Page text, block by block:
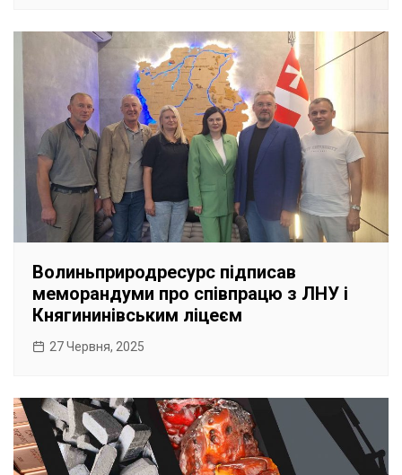
Волиньприродресурс підписав
меморандуми про співпрацю з ЛНУ і
Княгининівським ліцеєм
27 Червня, 2025